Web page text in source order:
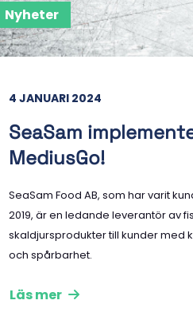
Nyheter
4 JANUARI 2024
SeaSam
MediusGo!
SeaSam Food AB, som har varit
2019, är en ledande leverantör av
skaldjursprodukter till kunder med
och spårbarhet.
Läs mer